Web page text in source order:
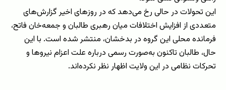
این تحولات در حالی رخ می‌دهد که در روزهای اخیر گزارش‌های
متعددی از افزایش اختلافات میان رهبری طالبان و جمعه‌خان فاتح،
فرمانده محلی این گروه در بدخشان، منتشر شده است. با این
حال، طالبان تاکنون به‌صورت رسمی درباره علت اعزام نیروها و
تحرکات نظامی در این ولایت اظهار نظر نکرده‌اند.